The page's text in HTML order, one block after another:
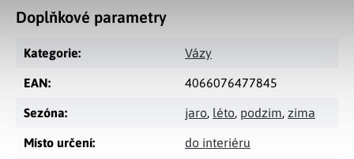
Doplňkové parametry
Kategorie: Vázy
EAN: 4066076477845
Sezóna: jaro, léto, podzim, zima
Místo určení: do interiéru